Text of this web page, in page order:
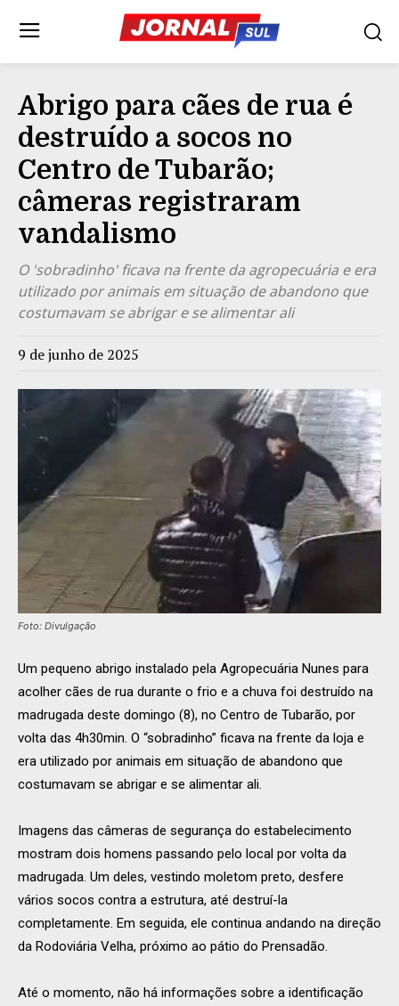
Abrigo para cães de rua é
destruído a socos no
Centro de Tubarão;
câmeras registraram
vandalismo
O 'sobradinho' ficava na frente da agropecuária e era
utilizado por animais em situação de abandono que
costumavam se abrigar e se alimentar ali
9 de junho de 2025
Foto: Divulgação
Um pequeno abrigo instalado pela Agropecuária Nunes para
acolher cães de rua durante o frio e a chuva foi destruído na
madrugada deste domingo (8), no Centro de Tubarão, por
volta das 4h30min. O “sobradinho” ficava na frente da loja e
era utilizado por animais em situação de abandono que
costumavam se abrigar e se alimentar ali.
Imagens das câmeras de segurança do estabelecimento
mostram dois homens passando pelo local por volta da
madrugada. Um deles, vestindo moletom preto, desfere
vários socos contra a estrutura, até destruí-la
completamente. Em seguida, ele continua andando na direção
da Rodoviária Velha, próximo ao pátio do Prensadão.
Até o momento, não há informações sobre a identificação